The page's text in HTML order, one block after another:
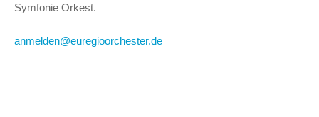
Symfonie Orkest.
anmelden@euregioorchester.de